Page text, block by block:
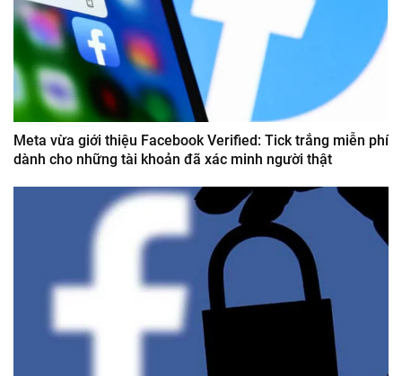
Meta vừa giới thiệu Facebook Verified: Tick trắng miễn phí
dành cho những tài khoản đã xác minh người thật